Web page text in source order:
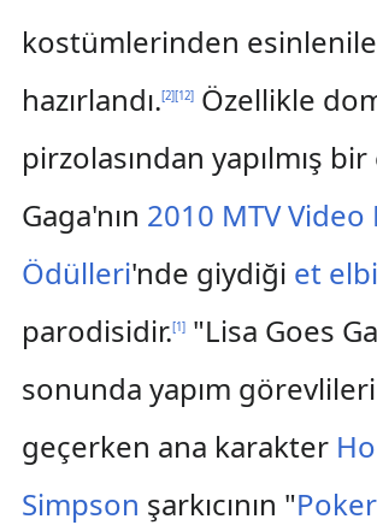
kostümlerinden
hazırlandı.[2][12]Özellikle
pirzolasından yapılmış
Gaga'nın 2010 MTV Video
Ödülleri'nde giydiği et
parodisidir.[1]"Lisa Goes
sonunda yapım
geçerken ana karakter
Simpson şarkıcının "